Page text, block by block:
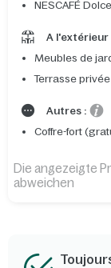
NESCAFÉ
A l'extérieur
Meubles de
Terrasse privée
Autres :
Coffre-fort
Die angezeigte
abweichen